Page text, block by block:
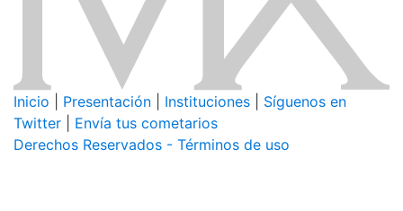
Inicio Presentación Instituciones
Síguenos en
Twitter
Envía tus cometarios
Derechos Reservados - Términos de uso